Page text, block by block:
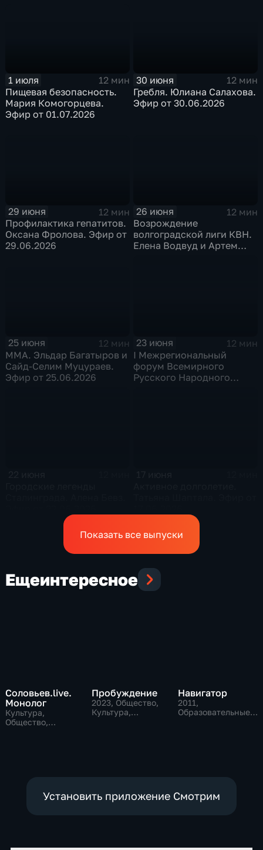
1 июля
12 мин
Пищевая безопасность.
Мария Комогорцева.
Эфир от 01.07.2026
30 июня
12 мин
Гребля. Юлиана Салахова.
Эфир от 30.06.2026
29 июня
12 мин
Профилактика гепатитов.
Оксана Фролова. Эфир от
29.06.2026
26 июня
12 мин
Возрождение
волгоградской лиги КВН.
Елена Водвуд и Артем
25 июня
12 мин
ММА. Эльдар Багатыров и
Сайд-Селим Муцураев.
Эфир от 25.06.2026
23 июня
12 мин
I Межрегиональный
форум Всемирного
Русского Народного
Показать все выпуски
Ещеинтересное
Соловьев.live.
Монолог
Культура,
Общество,
Пробуждение
2023, Общество,
Культура,
Навигатор
2011,
Образовательные,
Установить приложение Смотрим